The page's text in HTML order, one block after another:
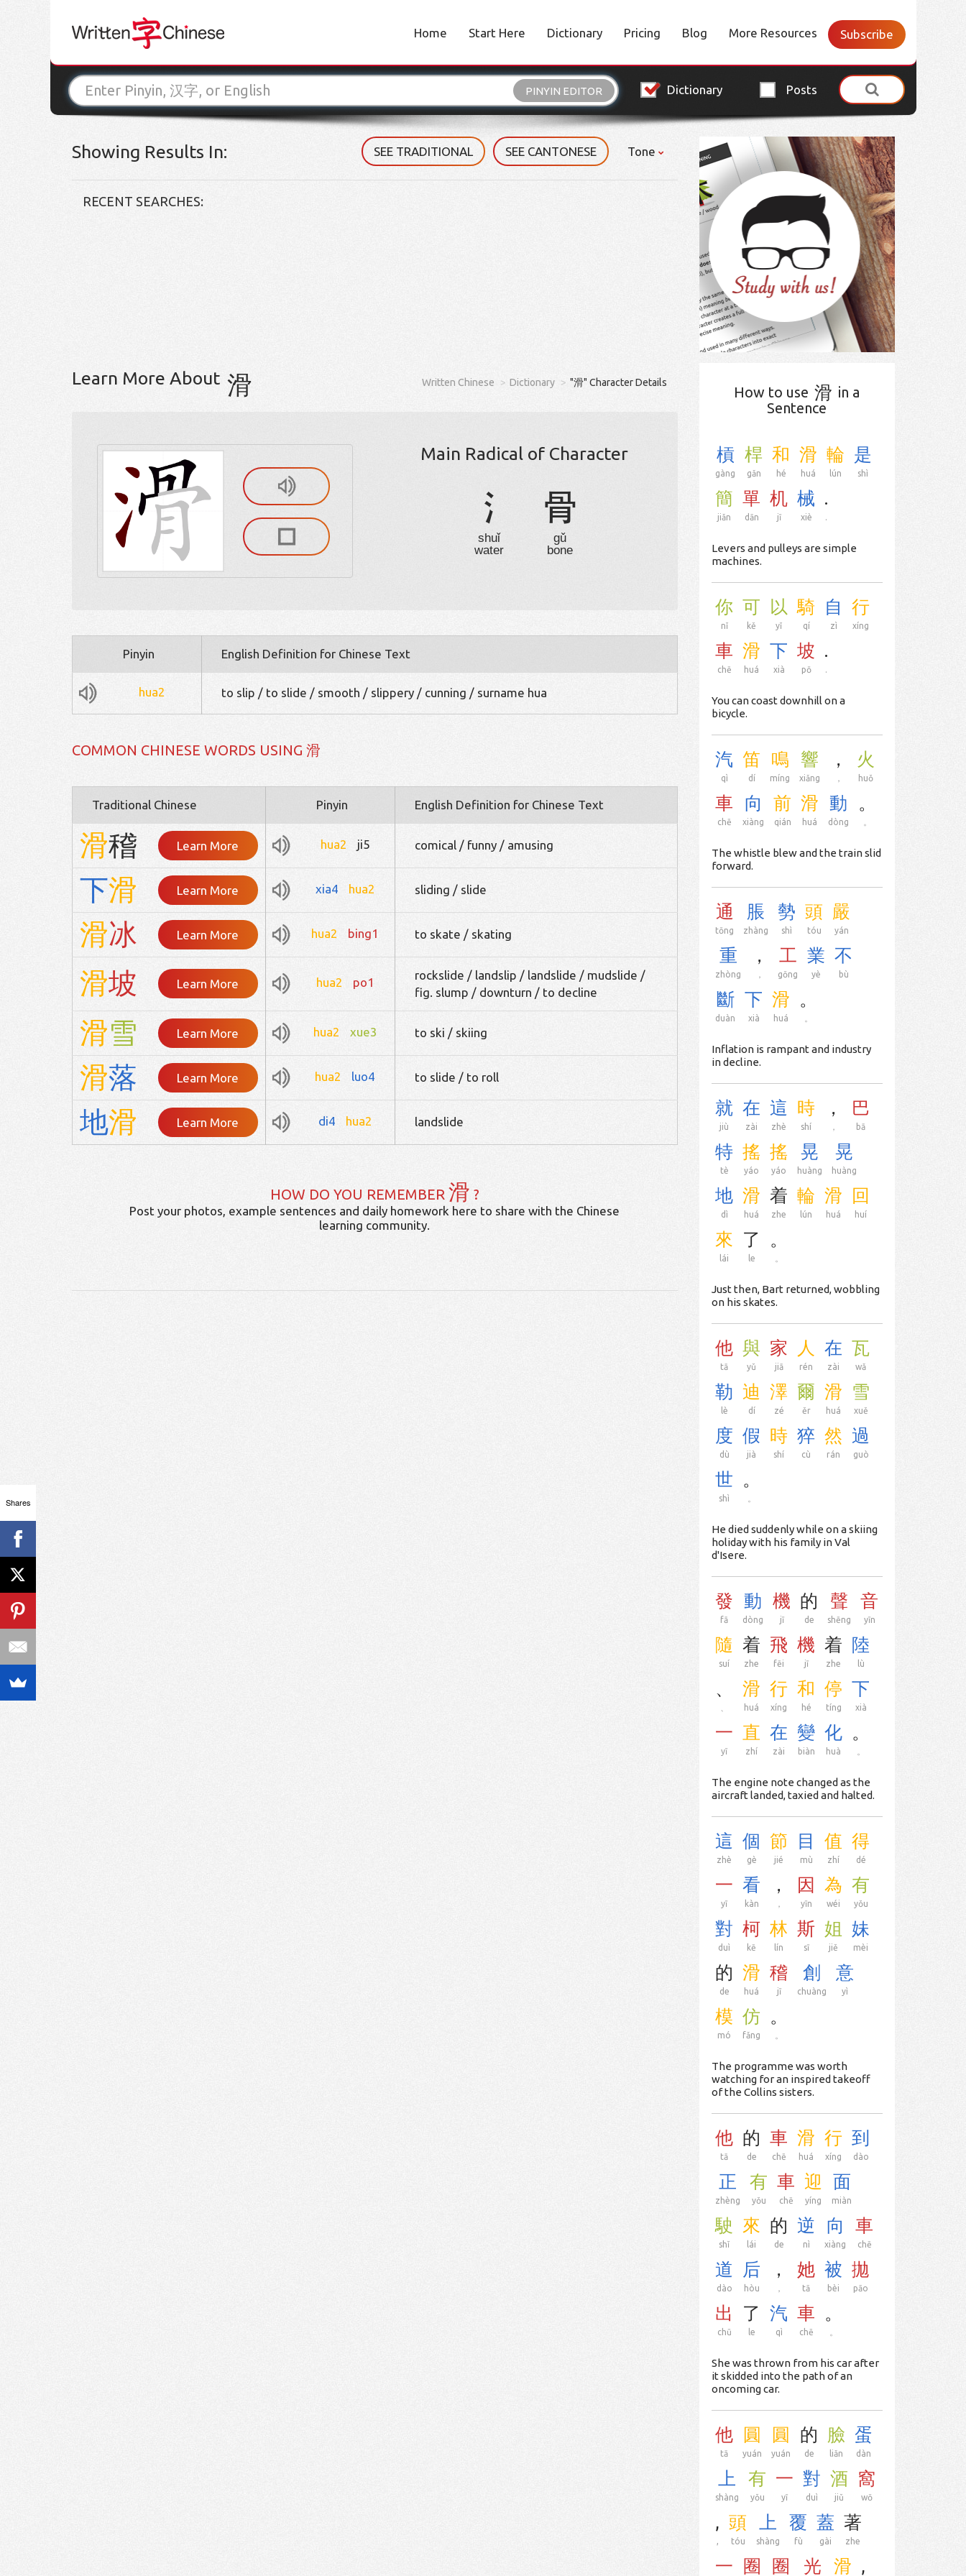
Home Start Here Dictionary Pricing Blog More Resources Subscribe
PINYIN EDITOR Dictionary Posts
Showing Results In: SEE TRADITIONAL SEE CANTONESE Tone
RECENT SEARCHES:
Learn More About 滑 Written Chinese Dictionary "滑" Character Details
Main Radical of Character
氵
shuǐ
water
骨
gǔ
bone
Pinyin English Definition for Chinese Text
hua2 to slip / to slide / smooth / slippery / cunning / surname hua
COMMON CHINESE WORDS USING 滑
Traditional Chinese Pinyin English Definition for Chinese Text
滑稽 Learn More hua2 ji5 comical / funny / amusing
下滑 Learn More xia4 hua2 sliding / slide
滑冰 Learn More hua2 bing1 to skate / skating
滑坡 Learn More hua2 po1
rockslide / landslip / landslide / mudslide /
fig. slump / downturn / to decline
滑雪 Learn More hua2 xue3 to ski / skiing
滑落 Learn More hua2 luo4 to slide / to roll
地滑 Learn More di4 hua2 landslide
HOW DO YOU REMEMBER 滑 ?
Post your photos, example sentences and daily homework here to share with the Chinese
learning community.
How to use 滑 in a
Sentence
槓
gàng
桿
gǎn
和
hé
滑
huá
輪
lún
是
shì
簡
jiǎn
單
dān
机
jī
械
xiè
.
.
Levers and pulleys are simple
machines.
你
nǐ
可
kě
以
yǐ
騎
qí
自
zì
行
xíng
車
chē
滑
huá
下
xià
坡
pō
.
.
You can coast downhill on a
bicycle.
汽
qì
笛
dí
鳴
míng
響
xiǎng
，
，
火
huǒ
車
chē
向
xiàng
前
qián
滑
huá
動
dòng
。
The whistle blew and the train slid
forward.
通
tōng
脹
zhàng
勢
shì
頭
tóu
嚴
yán
重
zhòng
，
，
工
gōng
業
yè
不
bù
斷
duàn
下
xià
滑
huá
。
Inflation is rampant and industry
in decline.
就
jiù
在
zài
這
zhè
時
shí
，
，
巴
bā
特
tè
搖
yáo
搖
yáo
晃
huàng
晃
huàng
地
dì
滑
huá
着
zhe
輪
lún
滑
huá
回
huí
來
lái
了
le
。
Just then, Bart returned, wobbling
on his skates.
他
tā
與
yǔ
家
jiā
人
rén
在
zài
瓦
wǎ
勒
lè
迪
dí
澤
zé
爾
ěr
滑
huá
雪
xuě
度
dù
假
jià
時
shí
猝
cù
然
rán
過
guò
世
shì
。
He died suddenly while on a skiing
holiday with his family in Val
d'Isere.
發
fā
動
dòng
機
jī
的
de
聲
shēng
音
yīn
隨
suí
着
zhe
飛
fēi
機
jī
着
zhe
陸
lù
、 滑
huá
行
xíng
和
hé
停
tíng
下
xià
一
yī
直
zhí
在
zài
變
biàn
化
huà
。
The engine note changed as the
aircraft landed, taxied and halted.
這
zhè
個
gè
節
jié
目
mù
值
zhí
得
dé
一
yī
看
kàn
，
，
因
yīn
為
wéi
有
yǒu
對
duì
柯
kē
林
lín
斯
sī
姐
jiě
妹
mèi
的
de
滑
huá
稽
jī
創
chuàng
意
yì
模
mó
仿
fǎng
。
The programme was worth
watching for an inspired takeoff
of the Collins sisters.
他
tā
的
de
車
chē
滑
huá
行
xíng
到
dào
正
zhèng
有
yǒu
車
chē
迎
yíng
面
miàn
駛
shǐ
來
lái
的
de
逆
nì
向
xiàng
車
chē
道
dào
后
hòu
，
，
她
tā
被
bèi
拋
pāo
出
chū
了
le
汽
qì
車
chē
。
She was thrown from his car after
it skidded into the path of an
oncoming car.
他
tā
圓
yuán
圓
yuán
的
de
臉
liǎn
蛋
dàn
上
shàng
有
yǒu
一
yī
對
duì
酒
jiǔ
窩
wō
,
,
頭
tóu
上
shàng
覆
fù
蓋
gài
著
zhe
一 圈 圈 光 滑 ,
Shares